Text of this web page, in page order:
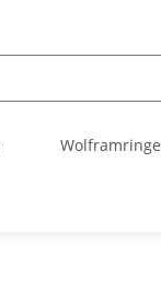
Wolframringe